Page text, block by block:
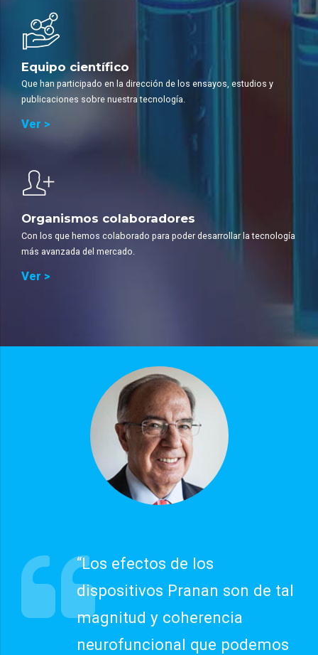
Equipo científico
Que han participado en la dirección de los ensayos, estudios y
publicaciones sobre nuestra tecnología.
Ver >
Organismos colaboradores
Con los que hemos colaborado para poder desarrollar la tecnología
más avanzada del mercado.
Ver >
“Los efectos de los
dispositivos Pranan son de tal
magnitud y coherencia
neurofuncional que podemos